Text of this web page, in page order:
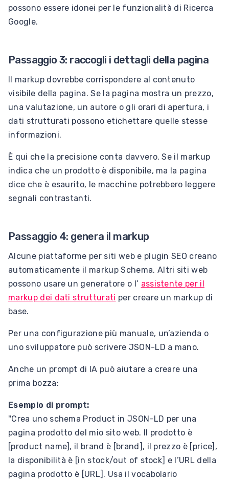
possono essere idonei per le funzionalità di Ricerca
Google.
Passaggio 3: raccogli i dettagli della pagina
Il markup dovrebbe corrispondere al contenuto
visibile della pagina. Se la pagina mostra un prezzo,
una valutazione, un autore o gli orari di apertura, i
dati strutturati possono etichettare quelle stesse
informazioni.
È qui che la precisione conta davvero. Se il markup
indica che un prodotto è disponibile, ma la pagina
dice che è esaurito, le macchine potrebbero leggere
segnali contrastanti.
Passaggio 4: genera il markup
Alcune piattaforme per siti web e plugin SEO creano
automaticamente il markup Schema. Altri siti web
possono usare un generatore o l’ assistente per il
markup dei dati strutturati per creare un markup di
base.
Per una configurazione più manuale, un’azienda o
uno sviluppatore può scrivere JSON-LD a mano.
Anche un prompt di IA può aiutare a creare una
prima bozza:
Esempio di prompt:
"Crea uno schema Product in JSON-LD per una
pagina prodotto del mio sito web. Il prodotto è
[product name], il brand è [brand], il prezzo è [price],
la disponibilità è [in stock/out of stock] e l’URL della
pagina prodotto è [URL]. Usa il vocabolario